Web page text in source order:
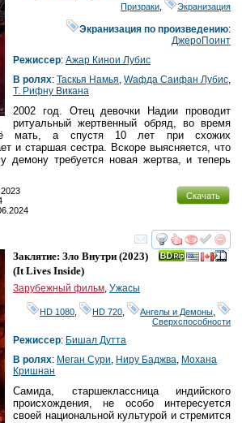
Призраки
Экранизация
Экранизация по произведению:
ДжероПоинт
Режиссер: Ажар Кинои Лубис
В ролях: Таскья Намья Wафда Саифан Лубис
Т. Рифну Викана
2002 год. Отец девочки Надии проводит
ритуальный жертвенный обряд, во время
её мать, а спустя 10 лет при схожих
и старшая сестра. Вскоре выясняется, что
демону требуется новая жертва, и теперь
Скачать
смотреть
Заклятие: Зло Внутри (2023)
(It Lives Inside)
Зарубежный фильм, Ужасы
HD 1080, HD 720, Ангелы и Демоны,
Сверхспособности
Режиссер: Бишал Дутта
В ролях: Меган Сури, Ниру Баджва, Мохана
Кришнан
Самида, старшеклассница индийского
происхождения, не особо интересуется
своей национальной культурой и стремится